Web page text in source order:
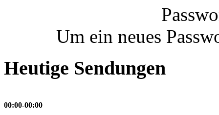
Um ein neues
Heutige Sendungen
00:00-00:00